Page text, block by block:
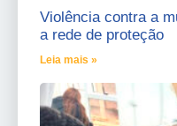
Violência contra a
a rede de proteção
Leia mais »